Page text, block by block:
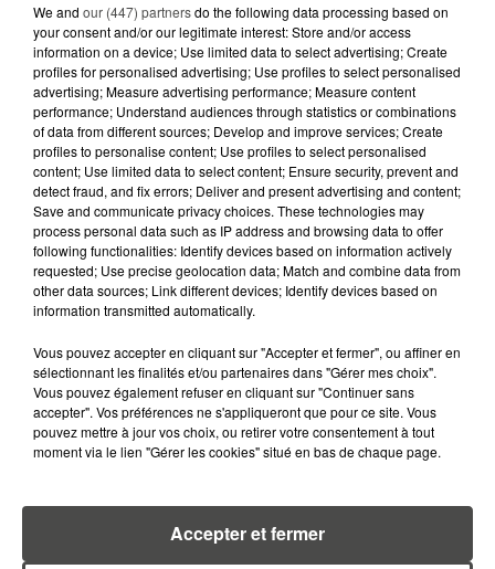
INDUSTRIELS DU TABAC BIENTÔT
TAXÉS...
6 août 2026
CANICULE : POURQUOI LES
BOUTEILLES D'EAU
DISPARAISSENT DES RAYONS...
5 août 2026
MANGER SAINEMENT COÛTE 25 %
PLUS CHER QU'IL Y A CINQ ANS,
ALERTE L’ONU
5 août 2026
QUELLES SONT LES MARQUES QUI
OFFRENT LE MEILLEUR RAPPORT...
5 août 2026
MOUCHES : LES 5 RÉFLEXES À
L'INVASION CET ÉTÉ...
We and our (447) partnersdo the following data processing based on
your consent and/or our legitimate interest: Store and/or access
information on a device; Use limited data to select advertising; Create
profiles for personalised advertising; Use profiles to select personalised
advertising; Measure advertising performance; Measure content
performance; Understand audiences through statistics or combinations
of data from different sources; Develop and improve services; Create
profiles to personalise content; Use profiles to select personalised
content; Use limited data to select content; Ensure security, prevent and
detect fraud, and fix errors; Deliver and present advertising and content;
Save and communicate privacy choices. These technologies may
process personal data such as IP address and browsing data to offer
following functionalities: Identify devices based on information actively
requested; Use precise geolocation data; Match and combine data from
other data sources; Link different devices; Identify devices based on
information transmitted automatically.
Vous pouvez accepter en cliquant sur "Accepter et fermer", ou affiner en
sélectionnant les finalités et/ou partenaires dans "Gérer mes choix".
Vous pouvez également refuser en cliquant sur "Continuer sans
accepter". Vos préférences ne s'appliqueront que pour ce site. Vous
pouvez mettre à jour vos choix, ou retirer votre consentement à tout
moment via le lien "Gérer les cookies" situé en bas de chaque page.
Accepter et fermer